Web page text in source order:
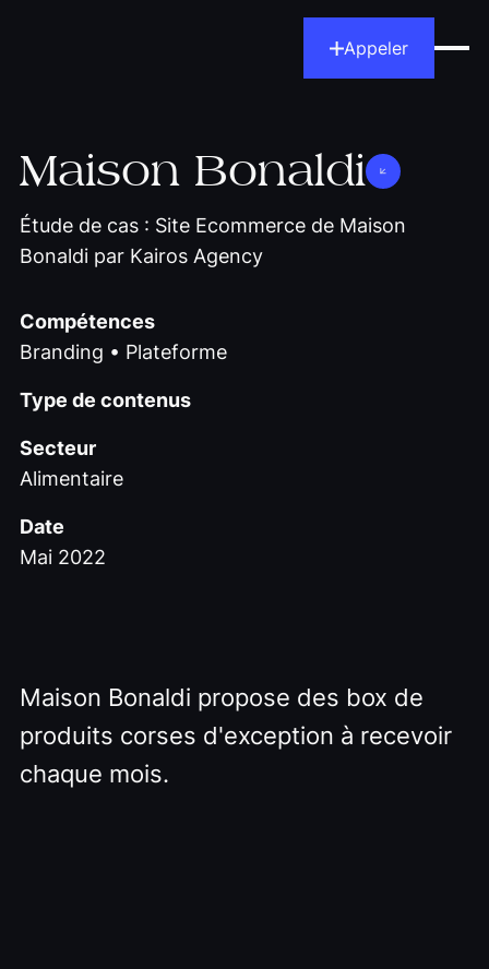
Appeler
Maison Bonaldi
Étude de cas : Site Ecommerce de Maison
Bonaldi par Kairos Agency
Compétences
Branding • Plateforme
Type de contenus
Secteur
Alimentaire
Date
Mai 2022
Maison Bonaldi propose des box de
produits corses d'exception à recevoir
chaque mois.